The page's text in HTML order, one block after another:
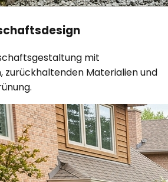
mit
zurückhaltenden Materialien und